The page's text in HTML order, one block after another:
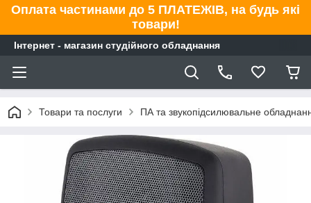
Оплата частинами до 5 ПЛАТЕЖІВ, на будь які
товари!
Інтернет - магазин студійного обладнання
Товари та послуги ПА та звукопідсилювальне